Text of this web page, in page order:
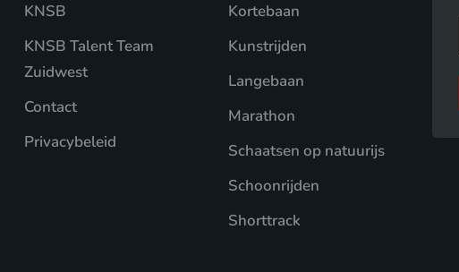
KNSB
KNSB Talent Team
Zuidwest
Contact
Privacybeleid
Kortebaan
Kunstrijden
Langebaan
Marathon
Schaatsen op natuurijs
Schoonrijden
Shorttrack